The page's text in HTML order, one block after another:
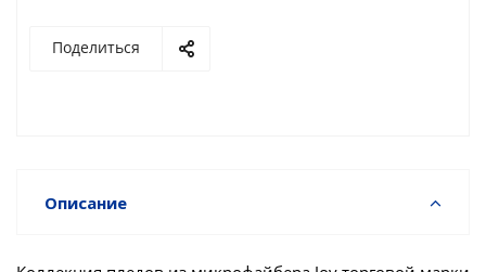
Поделиться
Описание